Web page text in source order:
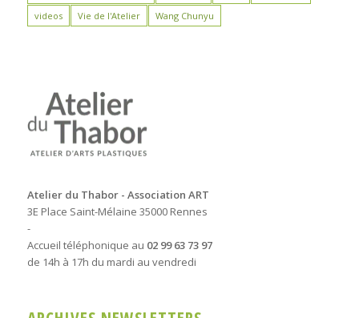
videos
Vie de l'Atelier Wang Chunyu
Atelier du Thabor - Association ART
3E Place Saint-Mélaine 35000 Rennes
-
Accueil téléphonique au 02 99 63 73 97
de 14h à 17h du mardi au vendredi